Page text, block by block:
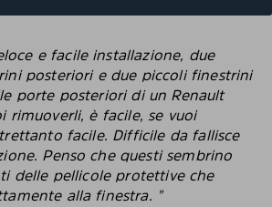
e facile installazione, due
posteriori e due piccoli finestrini
porte posteriori di un Renault
rimuoverli, è facile, se vuoi
facile. Difficile da fallisce
Penso che questi sembrino
delle pellicole protettive che
alla finestra. "